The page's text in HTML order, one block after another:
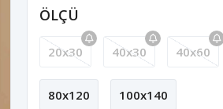
ÖLÇÜ
20x30 40x30 40x60
80x120 100x140